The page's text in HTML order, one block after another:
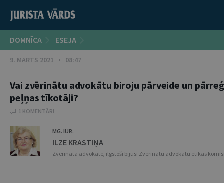
DOMNĪCA ESEJA
9. MARTS 2021 • 08:47
Vai zvērinātu advokātu biroju pārveide un
peļņas tīkotāji?
1 KOMENTĀRI
MG. IUR.
ILZE KRASTIŅA
Zvērināta advokāte, ilgstoši bijusi Zvērinātu advokātu ētikas